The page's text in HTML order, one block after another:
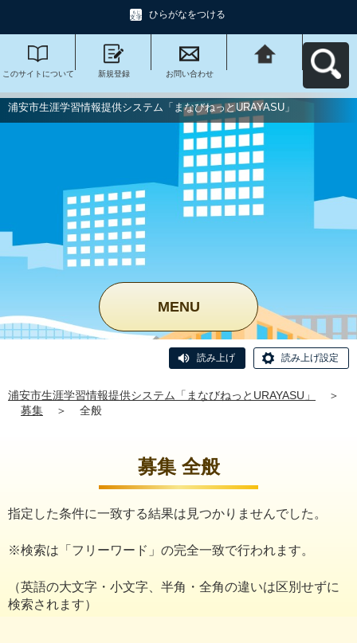
ひらがなをつける
このサイトについて 新規登録 お問い合わせ
びねっと
URAYASU」へ戻る
浦安市生涯学習情報提供システム「まなびねっとURAYASU」
MENU
読み上げ 読み上げ設定
浦安市生涯学習情報提供システム「まなびねっとURAYASU」
＞
募集
＞ 全般
募集 全般
指定した条件に一致する結果は見つかりませんでした。
※検索は「フリーワード」の完全一致で行われます。
（英語の大文字・小文字、半角・全角の違いは区別せずに
検索されます）